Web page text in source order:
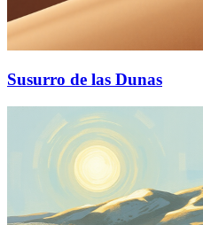
Susurro de las Dunas